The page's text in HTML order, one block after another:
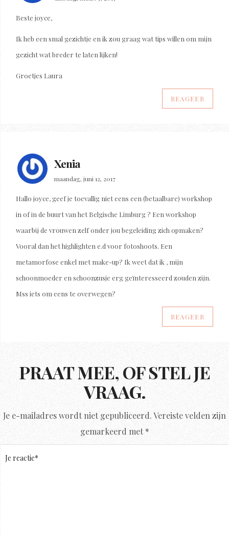
Beste joyce,
Ik heb een smal gezichtje en ik zou graag wat tips willen om mijn
gezicht wat breder te laten lijken!
Groetjes Laura
REAGEER
Xenia
maandag, juni 12, 2017
Hallo joyce, geef je toevallig niet eens een (betaalbare) workshop
in of in de buurt van het Belgische Limburg ? Een workshop
waarbij de vrouwen zelf onder jou begeleiding zich opmaken?
Vooral dan het highlighten e.d voor fotoshoots. Een
metamorfose enkel met make-up? Ik weet dat ik , mijn
schoonmoeder en schoonzusje erg geïnteresseerd zouden zijn.
Mss iets om eens te overwegen?
REAGEER
PRAAT MEE, OF STEL JE
VRAAG.
Je e-mailadres wordt niet gepubliceerd.Vereiste velden zijn
gemarkeerd met*